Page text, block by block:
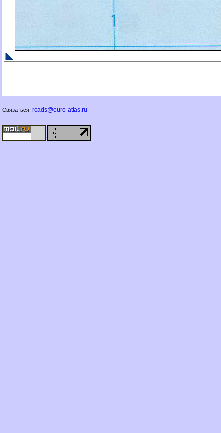
Связаться: roads@euro-atlas.ru